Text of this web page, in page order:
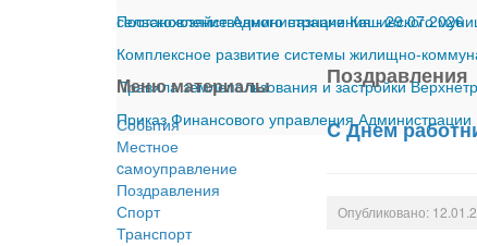
сельскохозяйственного назначения-29.07.2026
Постановление Администрации Кашинского
Комплексное развитие системы жилищно-
Правила землепользования и застройки
Приказ Финансового управления
Меню материалы
События
Местное
cамоуправление
Поздравления
Спорт
Транспорт
Поздравления
C Днем
Опубликовано: